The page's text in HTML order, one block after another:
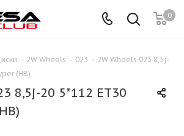
0
- 2W Wheels - 023 - 2W Wheels 023 8,5j-
(HB)
8,5j-20 5*112 ET30